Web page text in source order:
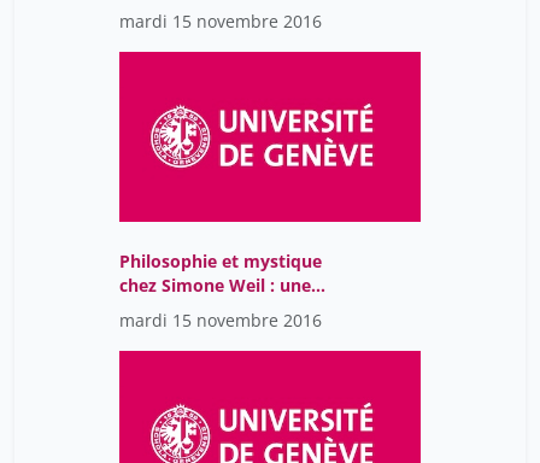
mardi 15 novembre 2016
Philosophie et mystique
chez Simone Weil : une
double difficulté de
réception.
mardi 15 novembre 2016